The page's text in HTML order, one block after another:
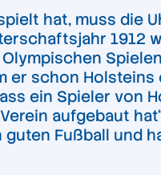
hat, muss die
1912
er schon Holsteins
ein Spieler von
aufgebaut
Fußball und